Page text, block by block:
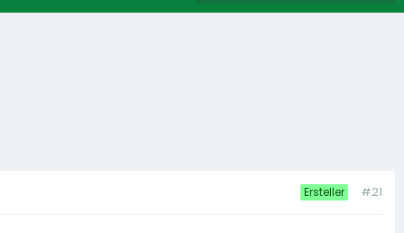
Ersteller #21